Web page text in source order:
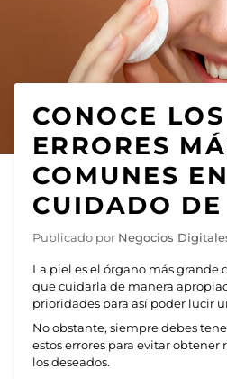
CONOCE LOS
ERRORES
COMUNES
CUIDADO
Publicado por Negocios
La piel es el órgano más grande
que cuidarla de manera
prioridades para así poder lucir
No obstante, siempre debes
estos errores para evitar obtener
los deseados.